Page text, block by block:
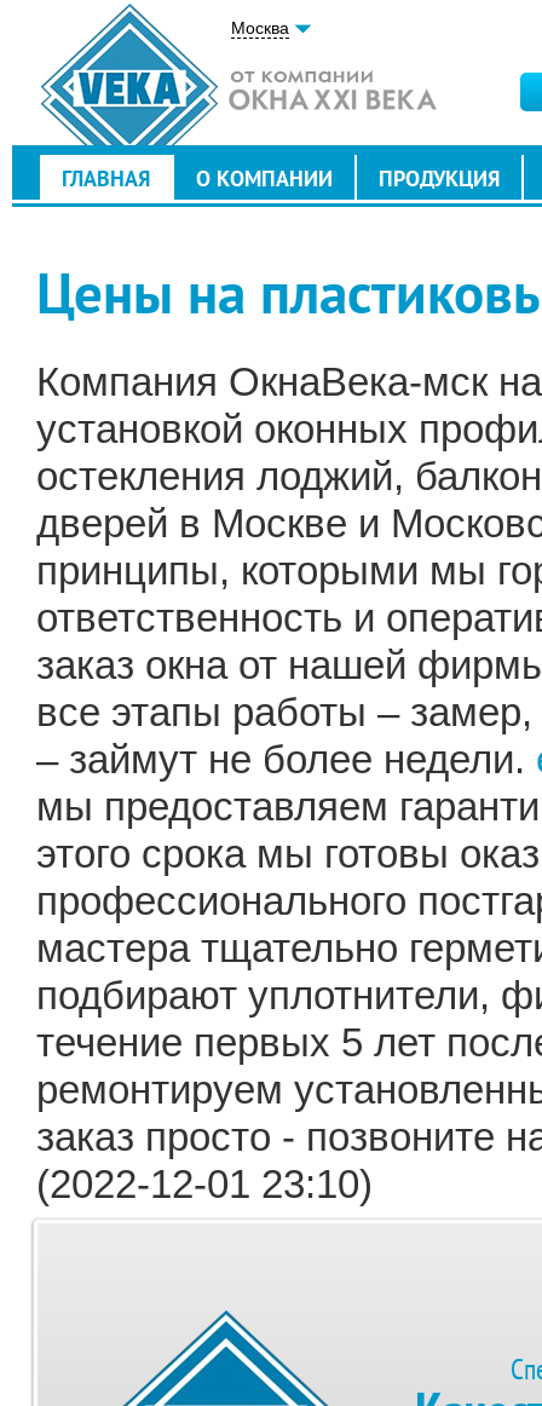
Москва
ГЛАВНАЯ О КОМПАНИИ ПРОДУКЦИЯ
Цены на
Компания ОкнаВека-мск
установкой оконных
остекления лоджий,
дверей в Москве и
принципы, которыми мы
ответственность и
заказ окна от нашей
все этапы работы –
– займут не более недели.
мы предоставляем
этого срока мы готовы
профессионального
мастера тщательно
подбирают уплотнители,
течение первых 5 лет
ремонтируем
заказ просто - позвоните
(2022-12-01 23:10)